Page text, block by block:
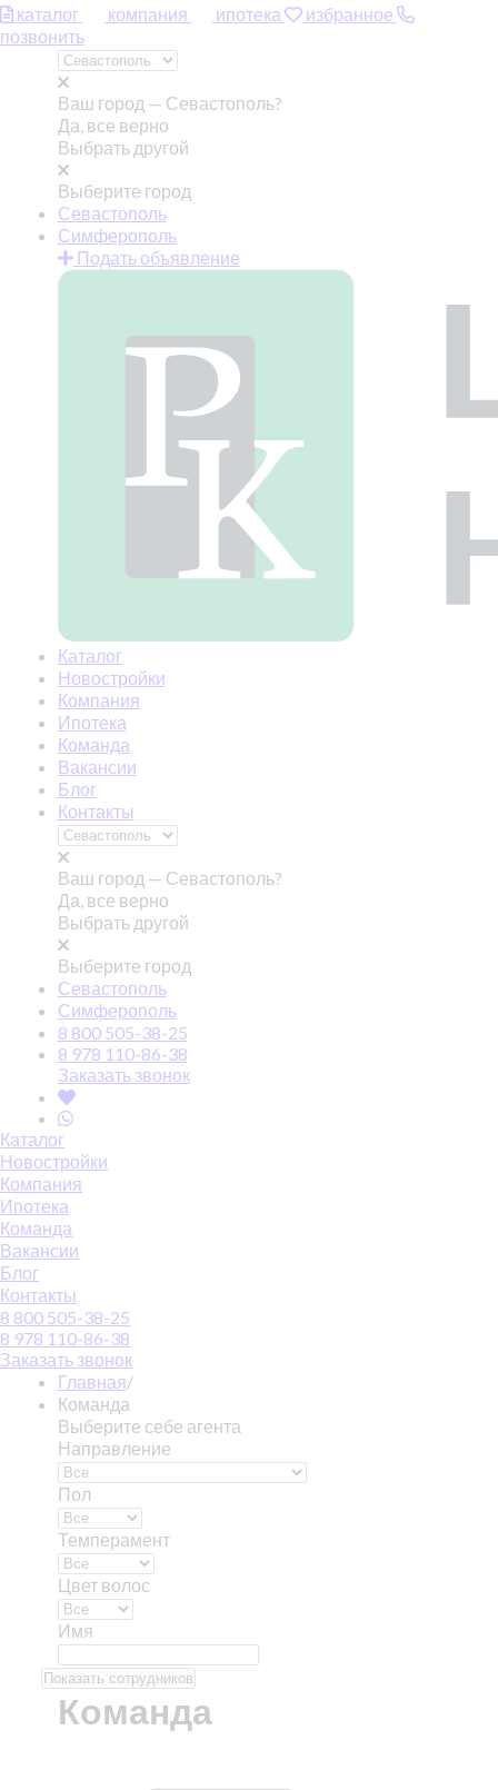
каталог компания ипотека
избранное
позвонить
Ваш город — Севастополь?
Да, все верно
Выбрать другой
Выберите город
Севастополь
Симферополь
Подать объявление
Каталог
Новостройки
Компания
Ипотека
Команда
Вакансии
Блог
Контакты
Ваш город — Севастополь?
Да, все верно
Выбрать другой
Выберите город
Севастополь
Симферополь
8 800 505-38-25
8 978 110-86-38
Заказать звонок
Каталог
Новостройки
Компания
Ипотека
Команда
Вакансии
Блог
Контакты
8 800 505-38-25
8 978 110-86-38
Заказать звонок
Главная/
Команда
Выберите себе агента
Направление
Пол
Темперамент
Цвет волос
Имя
Показать сотрудников
Команда